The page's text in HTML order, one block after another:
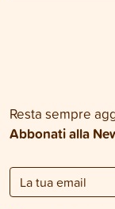
Resta sempre
Abbonati alla